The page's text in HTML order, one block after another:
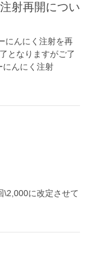
射再開につい
にんにく注射を再
となりますがご了
んにく注射
\2,000に改定させて